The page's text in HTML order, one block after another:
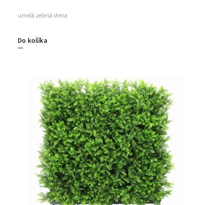
Do košíka
umelá zelená stena